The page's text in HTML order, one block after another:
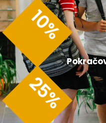
10
%
25
%